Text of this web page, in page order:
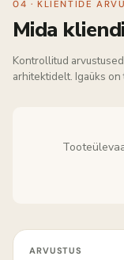
04 · KLIENTIDE
Mida
Kontrollitud
arhitektidelt. Igaüks